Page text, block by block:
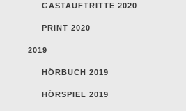
GASTAUFTRITTE 2020
PRINT 2020
2019
HÖRBUCH 2019
HÖRSPIEL 2019